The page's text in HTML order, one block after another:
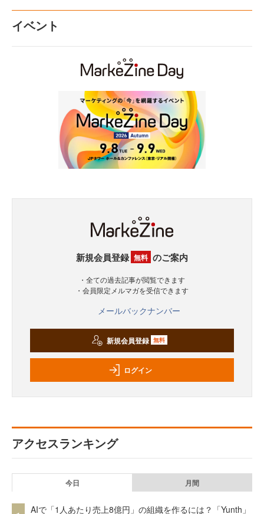
イベント
新規会員登録 無料 のご案内
・全ての過去記事が閲覧できます
・会員限定メルマガを受信できます
メールバックナンバー
新規会員登録 無料
ログイン
アクセスランキング
今日 月間
AIで「1人あたり売上8億円」の組織を作るには？「Yunth」